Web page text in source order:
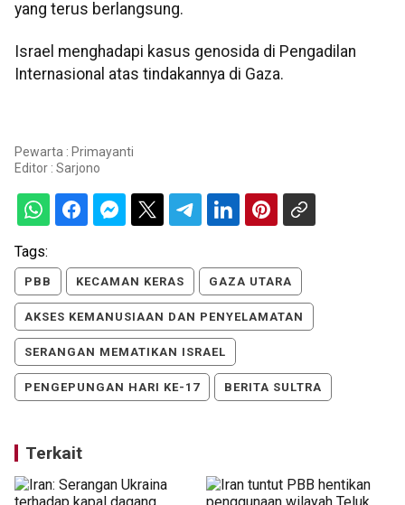
yang terus berlangsung.
Israel menghadapi kasus genosida di Pengadilan
Internasional atas tindakannya di Gaza.
Pewarta : Primayanti
Editor : Sarjono
Tags:
PBB KECAMAN KERAS GAZA UTARA
AKSES KEMANUSIAAN DAN PENYELAMATAN
SERANGAN MEMATIKAN ISRAEL
PENGEPUNGAN HARI KE-17 BERITA SULTRA
Terkait